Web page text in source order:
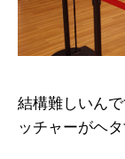
結構難しいん
ッチャーがヘ